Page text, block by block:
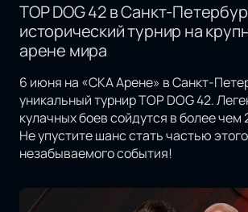
TOP DOG 42 в Санкт-
исторический турнир на
арене мира
6 июня на «СКА Арене» в Санкт-
уникальный турнир TOP DOG 42.
кулачных боев сойдутся в более чем
Не упустите шанс стать частью этого
незабываемого события!